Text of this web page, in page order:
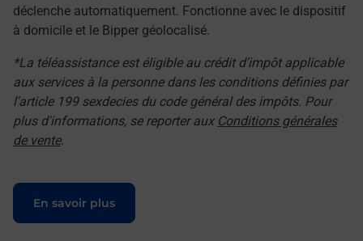
déclenche automatiquement. Fonctionne avec le dispositif
à domicile et le Bipper géolocalisé.
*La téléassistance est éligible au crédit d'impôt applicable
aux services à la personne dans les conditions définies par
l'article 199 sexdecies du code général des impôts. Pour
plus d'informations, se reporter aux Conditions générales
de vente.
En savoir plus
Le lien s'ouvre dans un nouvel onglet